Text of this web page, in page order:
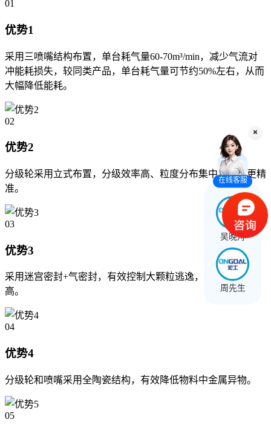
01
优势1
采用三喷嘴结构布置，单台耗气量60-70m³/min，减少气流对
冲能耗损失，较同类产品，单台耗气量可节约50%左右，从而
大幅降低能耗。
02
优势2
分级轮采用立式布置，分级效率高、粒度分布集中、调控更精
准。
03
优势3
采用迷宫密封+气密封，有效控制大颗粒逃逸，成品合格率
高。
04
优势4
分级轮和喷嘴采用全陶瓷结构，有效降低物料中金属异物。
05
在线客服
吴晚舟
周先生